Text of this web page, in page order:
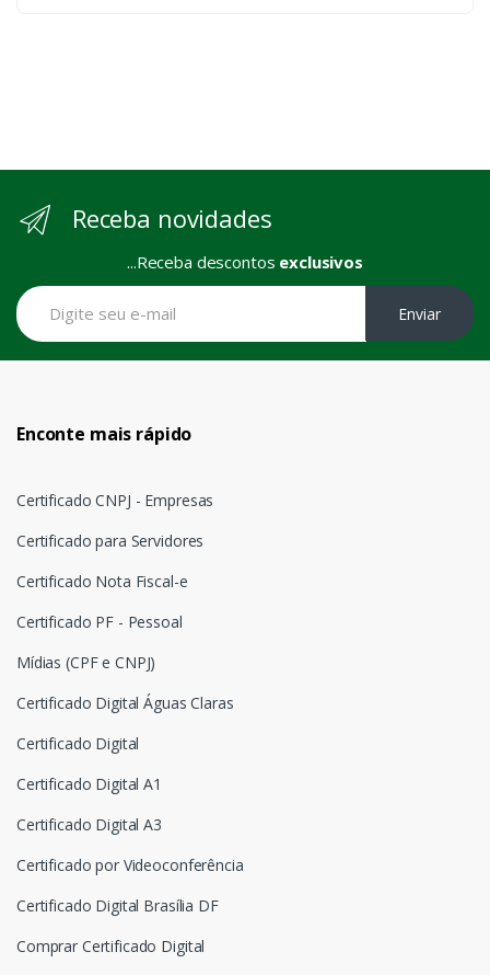
Receba novidades
...Receba descontos exclusivos
Enviar
Enconte mais rápido
Certificado CNPJ - Empresas
Certificado para Servidores
Certificado Nota Fiscal-e
Certificado PF - Pessoal
Mídias (CPF e CNPJ)
Certificado Digital Águas Claras
Certificado Digital
Certificado Digital A1
Certificado Digital A3
Certificado por Videoconferência
Certificado Digital Brasília DF
Comprar Certificado Digital